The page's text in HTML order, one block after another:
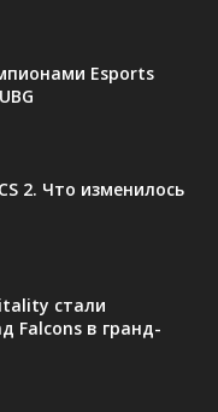
Esports
2. Что изменилось
стали
Falcons в гранд-